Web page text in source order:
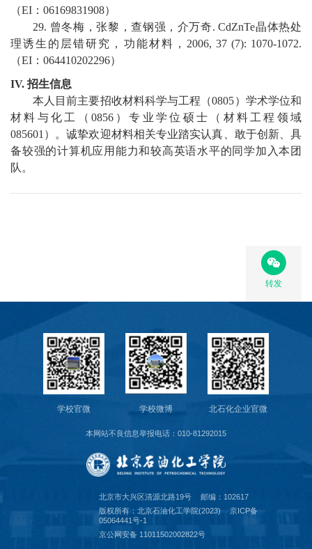
（EI ： 06169831908）
29. 曾冬梅，张黎，查钢强，介万奇. CdZnTe晶体热处
理诱生的层错研究，功能材料， 2006, 37 (7): 1070-1072.
（EI ： 064410202296）
IV. 招生信息
本人目前主要招收材料科学与工程 （0805） 学术学位和
材料与化工（ 0856）专业学位硕士 （ 材料工程领域
085601 ） 。诚挚欢迎材料相关专业踏实认真、敢于创新、具
备较强的计算机应用能力和较高英语水平的同学加入本团
队。
转发
学校官微 学校微博 北石化企业官微
本网站不良信息举报电话：010-81292015
北京市大兴区清源北路19号
邮编：102617
版权所有：北京石油化工学院(2023)
京ICP备
05064441号-1
京公网安备 11011502002822号